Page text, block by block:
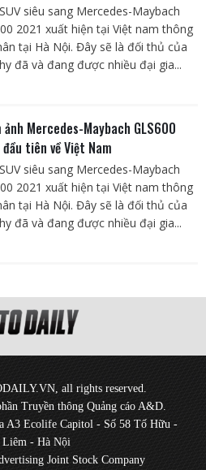
siêu sang Mercedes-Maybach
2021 xuất hiện tại Việt nam thông
tại Hà Nội. Đây sẽ là đối thủ của
đã và đang được nhiều đại gia...
ảnh Mercedes-Maybach GLS600
tiên về Việt Nam
siêu sang Mercedes-Maybach
2021 xuất hiện tại Việt nam thông
tại Hà Nội. Đây sẽ là đối thủ của
đã và đang được nhiều đại gia...
all rights reserved.
Truyền thông Quảng cáo A&D.
A3 Ecolife Capitol - Số 58 Tố Hữu -
- Hà Nội
Joint Stock Company